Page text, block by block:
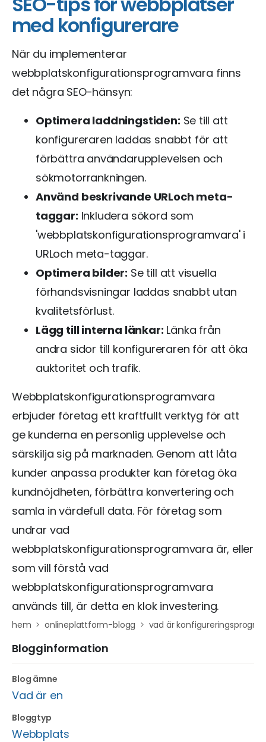
med konfigurerare
När du implementerar
webbplatskonfigurationsprogramvara finns
det några SEO-hänsyn:
Optimera laddningstiden: Se till att
konfigureraren laddas snabbt för att
förbättra användarupplevelsen och
sökmotorrankningen.
Använd beskrivande URLoch meta-
taggar: Inkludera sökord som
'webbplatskonfigurationsprogramvara' i
URLoch meta-taggar.
Optimera bilder: Se till att visuella
förhandsvisningar laddas snabbt utan
kvalitetsförlust.
Lägg till interna länkar: Länka från
andra sidor till konfigureraren för att öka
auktoritet och trafik.
Webbplatskonfigurationsprogramvara
erbjuder företag ett kraftfullt verktyg för att
ge kunderna en personlig upplevelse och
särskilja sig på marknaden. Genom att låta
kunder anpassa produkter kan företag öka
kundnöjdheten, förbättra konvertering och
samla in värdefull data. För företag som
undrar vad
webbplatskonfigurationsprogramvara är, eller
som vill förstå vad
webbplatskonfigurationsprogramvara
används till, är detta en klok investering.
hem onlineplattform-blogg vad är
Blogginformation
Blog ämne
Vad är en
Bloggtyp
Webbplats